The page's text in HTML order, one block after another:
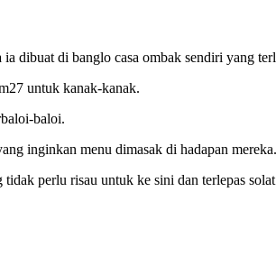
ia dibuat di banglo casa ombak sendiri yang
untuk kanak-kanak.
baloi.
inginkan menu dimasak di hadapan mereka.
perlu risau untuk ke sini dan terlepas